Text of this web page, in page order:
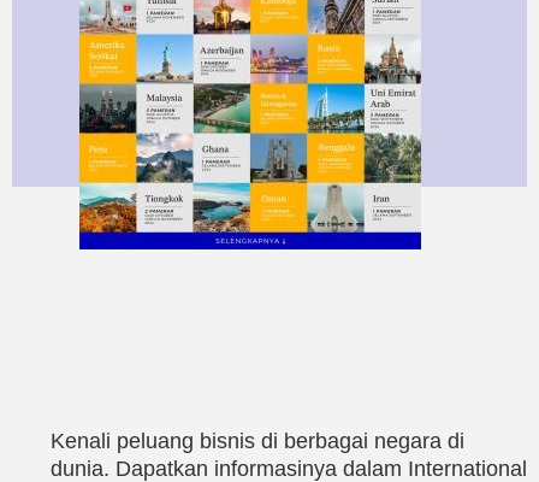
Kenali peluang bisnis di berbagai negara di
dunia. Dapatkan informasinya dalam International